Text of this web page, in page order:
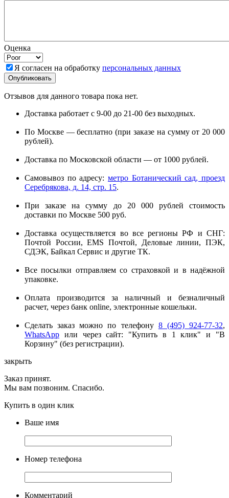
Оценка
Я согласен на обработку персональных данных
Отзывов для данного товара пока нет.
Доставка работает с 9-00 до 21-00 без выходных.
По Москве — бесплатно (при заказе на сумму от 20 000
рублей).
Доставка по Московской области — от 1000 рублей.
Самовывоз по адресу: метро Ботанический сад, проезд
Серебрякова, д. 14, стр. 15.
При заказе на сумму до 20 000 рублей стоимость
доставки по Москве 500 руб.
Доставка осуществляется во все регионы РФ и СНГ:
Почтой России, EMS Почтой, Деловые линии, ПЭК,
СДЭК, Байкал Сервис и другие ТК.
Все посылки отправляем со страховкой и в надёжной
упаковке.
Оплата производится за наличный и безналичный
расчет, через банк online, электронные кошельки.
Сделать заказ можно по телефону 8 (495) 924-77-32,
WhatsApp или через сайт: "Купить в 1 клик" и "В
Корзину" (без регистрации).
закрыть
Заказ принят.
Мы вам позвоним. Спасибо.
Купить в один клик
Ваше имя
Номер телефона
Комментарий